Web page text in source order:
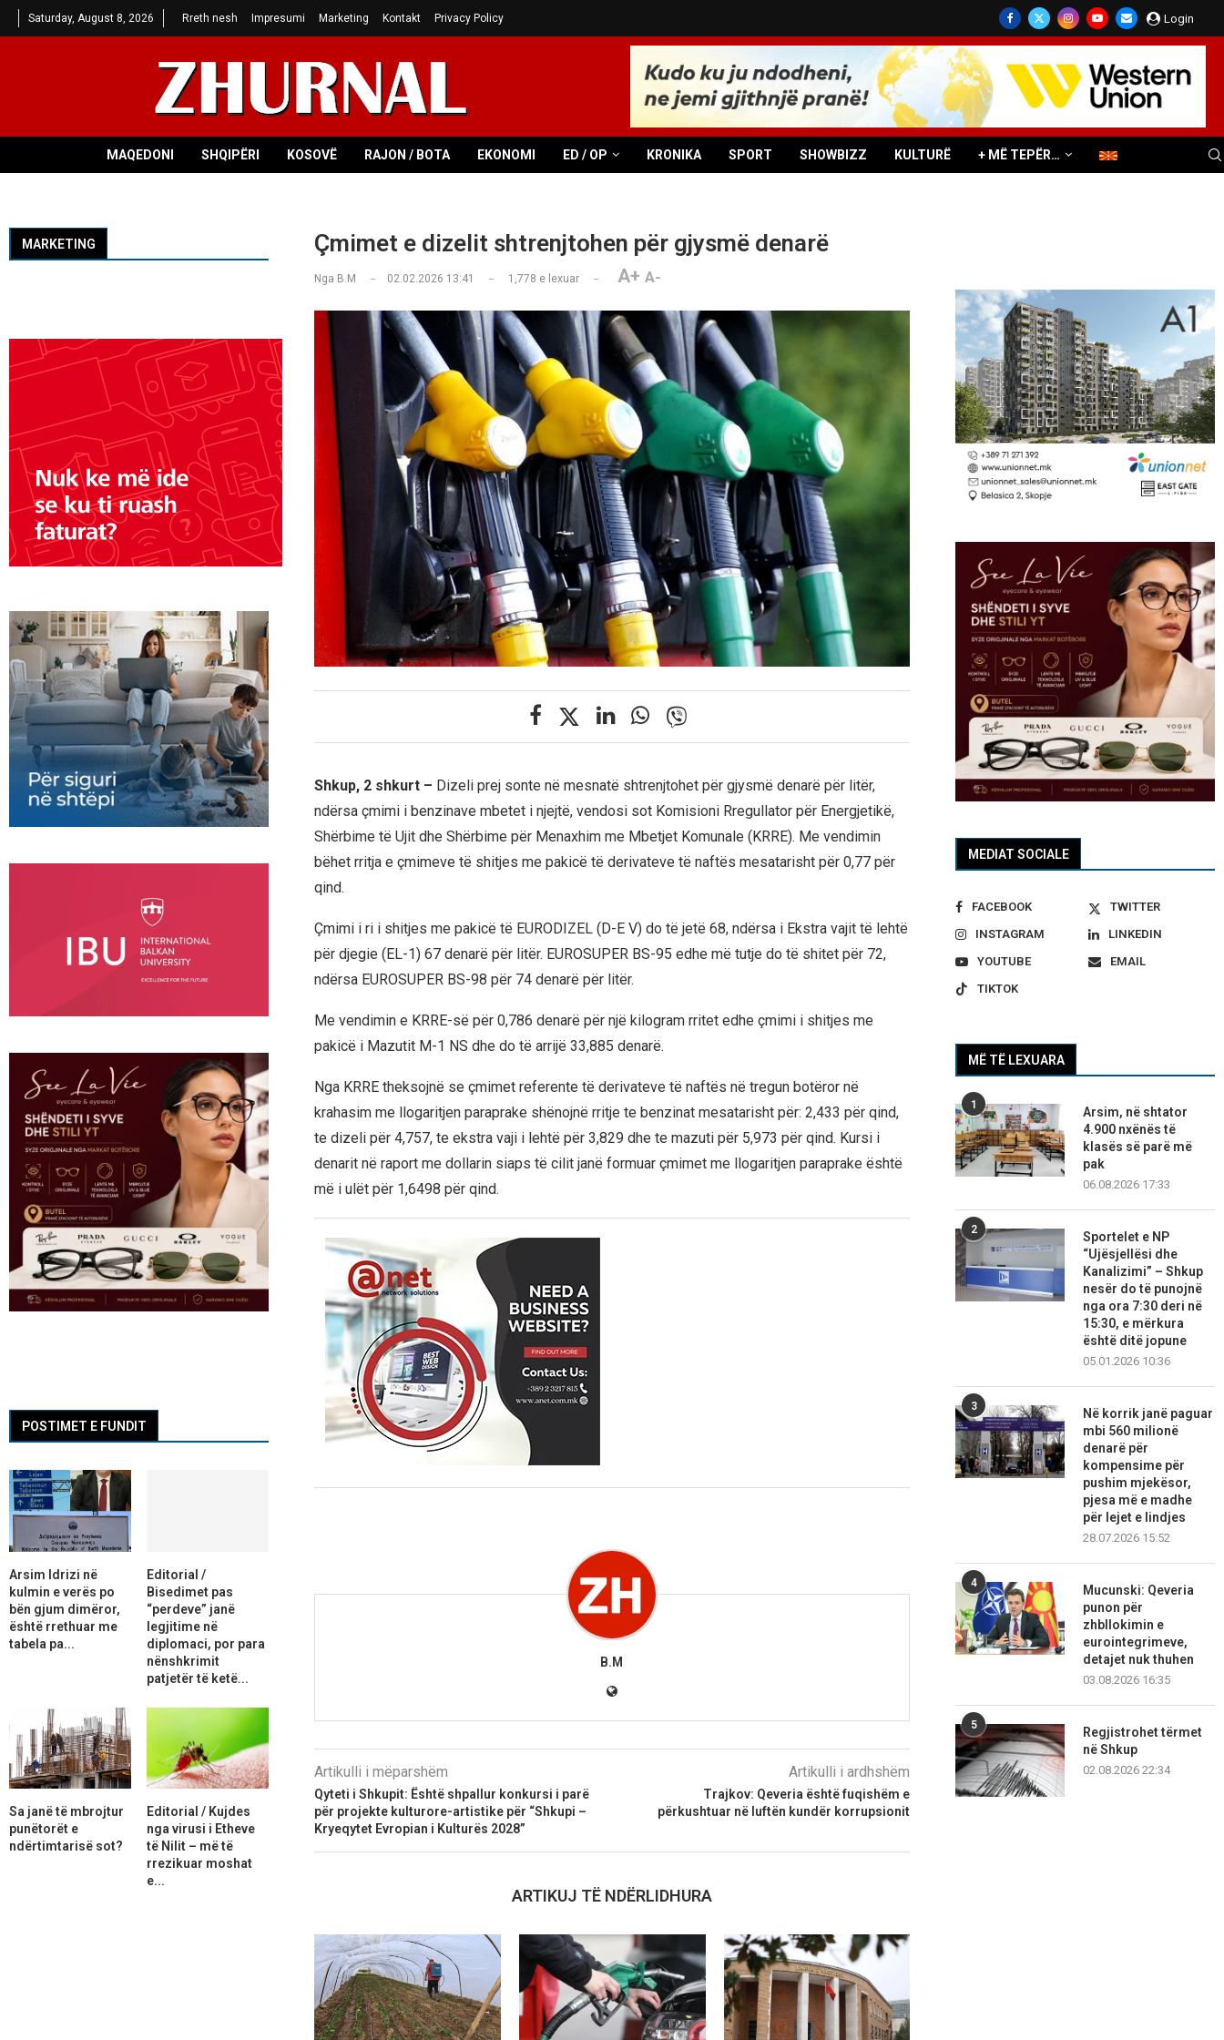
Saturday, August 8, 2026 Rreth nesh Impresumi Marketing Kontakt Privacy Policy Login
MAQEDONI SHQIPËRI KOSOVË RAJON / BOTA EKONOMI ED / OP KRONIKA SPORT SHOWBIZZ KULTURË + MË TEPËR…
Çmimet e dizelit shtrenjtohen për gjysmë denarë
Nga B.M 02.02.2026 13:41 1,778 e lexuar A+ A-
Shkup, 2 shkurt – Dizeli prej sonte në mesnatë shtrenjtohet për gjysmë denarë për litër,
ndërsa çmimi i benzinave mbetet i njejtë, vendosi sot Komisioni Rregullator për Energjetikë,
Shërbime të Ujit dhe Shërbime për Menaxhim me Mbetjet Komunale (KRRE). Me vendimin
bëhet rritja e çmimeve të shitjes me pakicë të derivateve të naftës mesatarisht për 0,77 për
qind.
Çmimi i ri i shitjes me pakicë të EURODIZEL (D-E V) do të jetë 68, ndërsa i Ekstra vajit të lehtë
për djegie (EL-1) 67 denarë për litër. EUROSUPER BS-95 edhe më tutje do të shitet për 72,
ndërsa EUROSUPER BS-98 për 74 denarë për litër.
Me vendimin e KRRE-së për 0,786 denarë për një kilogram rritet edhe çmimi i shitjes me
pakicë i Mazutit M-1 NS dhe do të arrijë 33,885 denarë.
Nga KRRE theksojnë se çmimet referente të derivateve të naftës në tregun botëror në
krahasim me llogaritjen paraprake shënojnë rritje te benzinat mesatarisht për: 2,433 për qind,
te dizeli për 4,757, te ekstra vaji i lehtë për 3,829 dhe te mazuti për 5,973 për qind. Kursi i
denarit në raport me dollarin siaps të cilit janë formuar çmimet me llogaritjen paraprake është
më i ulët për 1,6498 për qind.
B.M
Artikulli i mëparshëm
Qyteti i Shkupit: Është shpallur konkursi i parë
për projekte kulturore-artistike për “Shkupi –
Kryeqytet Evropian i Kulturës 2028”
Artikulli i ardhshëm
Trajkov: Qeveria është fuqishëm e
përkushtuar në luftën kundër korrupsionit
ARTIKUJ TË NDËRLIDHURA
MEDIAT SOCIALE
FACEBOOK
TWITTER
INSTAGRAM
LINKEDIN
YOUTUBE
EMAIL
TIKTOK
MË TË LEXUARA
1
Arsim, në shtator
4.900 nxënës të
klasës së parë më
pak
06.08.2026 17:33
2
Sportelet e NP
“Ujësjellësi dhe
Kanalizimi” – Shkup
nesër do të punojnë
nga ora 7:30 deri në
15:30, e mërkura
është ditë jopune
05.01.2026 10:36
3
Në korrik janë paguar
mbi 560 milionë
denarë për
kompensime për
pushim mjekësor,
pjesa më e madhe
për lejet e lindjes
28.07.2026 15:52
4
Mucunski: Qeveria
punon për
zhbllokimin e
eurointegrimeve,
detajet nuk thuhen
03.08.2026 16:35
5
Regjistrohet tërmet
në Shkup
02.08.2026 22:34
MARKETING
POSTIMET E FUNDIT
Arsim Idrizi në
kulmin e verës po
bën gjum dimëror,
është rrethuar me
tabela pa...
Editorial /
Bisedimet pas
“perdeve” janë
legjitime në
diplomaci, por para
nënshkrimit
patjetër të ketë...
Sa janë të mbrojtur
punëtorët e
ndërtimtarisë sot?
Editorial / Kujdes
nga virusi i Etheve
të Nilit – më të
rrezikuar moshat
e...